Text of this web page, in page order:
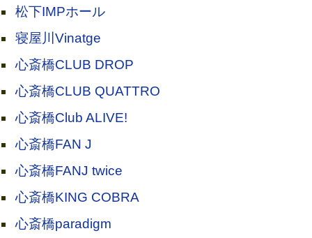
松下IMPホール
寝屋川Vinatge
心斎橋CLUB DROP
心斎橋CLUB QUATTRO
心斎橋Club ALIVE!
心斎橋FAN J
心斎橋FANJ twice
心斎橋KING COBRA
心斎橋paradigm